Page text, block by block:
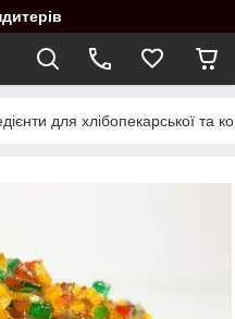
для хлібопекарської та